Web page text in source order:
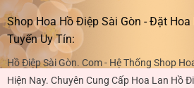
Shop Hoa Hồ Điệp Sài Gòn - Đặt
Tuyến Uy Tín:
Hồ Điệp Sài Gòn. Com - Hệ Thống Shop
Hiện Nay. Chuyên Cung Cấp Hoa Lan Hồ